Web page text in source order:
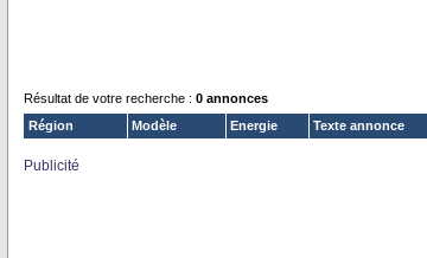
Résultat de votre recherche : 0 annonces
Région
Modèle Energie Texte annonce
Publicité